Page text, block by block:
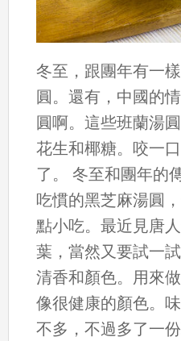
冬至，跟團年有一
圓。還有，中國的
圓啊。這些班蘭湯
花生和椰糖。咬一
了。 冬至和團年的
吃慣的黑芝麻湯圓
點小吃。最近見唐
葉，當然又要試一
清香和顏色。用來
像很健康的顏色。
不多，不過多了一